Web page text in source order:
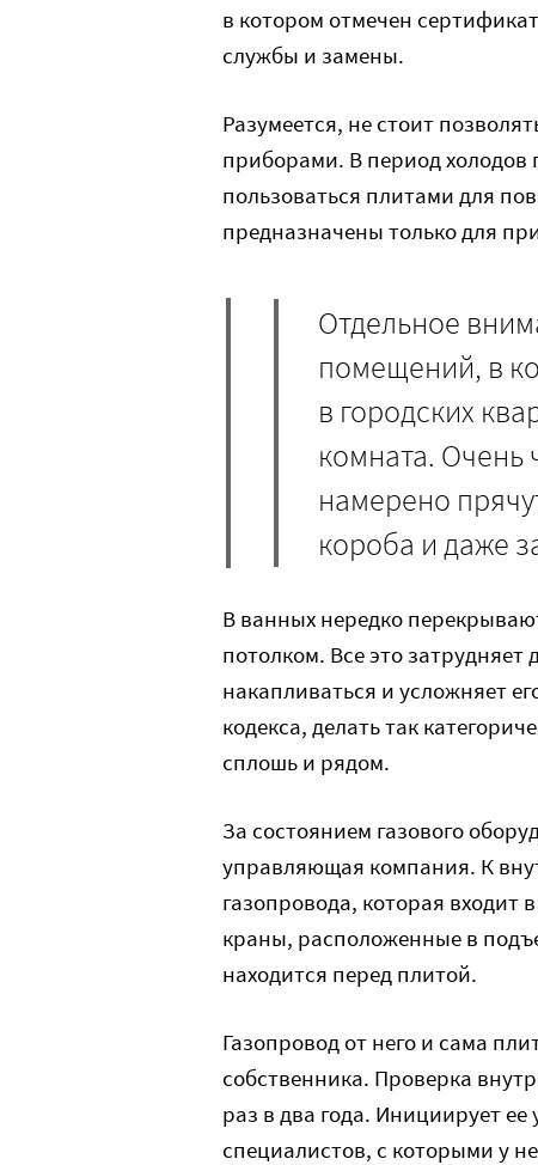
в котором отмечен
службы и замены.
Разумеется, не стоит
приборами. В период холодов
пользоваться плитами для
предназначены только для
Отдельное
помещений, в
в городских
комната. Очень
намерено
короба и даже
В ванных нередко
потолком. Все это затрудняет
накапливаться и усложняет
кодекса, делать так
сплошь и рядом.
За состоянием газового
управляющая компания. К
газопровода, которая входит
краны, расположенные в
находится перед плитой.
Газопровод от него и сама
собственника. Проверка
раз в два года. Инициирует
специалистов, с которыми у